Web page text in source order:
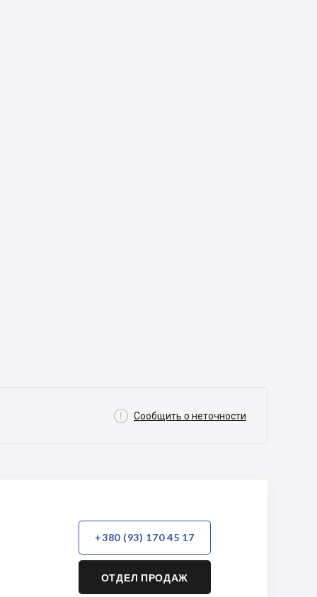
 Сообщить о неточности
+380 (93) 170 45 17
ОТДЕЛ ПРОДАЖ